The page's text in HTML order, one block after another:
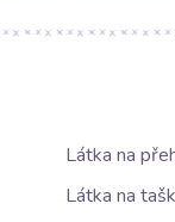
Látka na
Látka na